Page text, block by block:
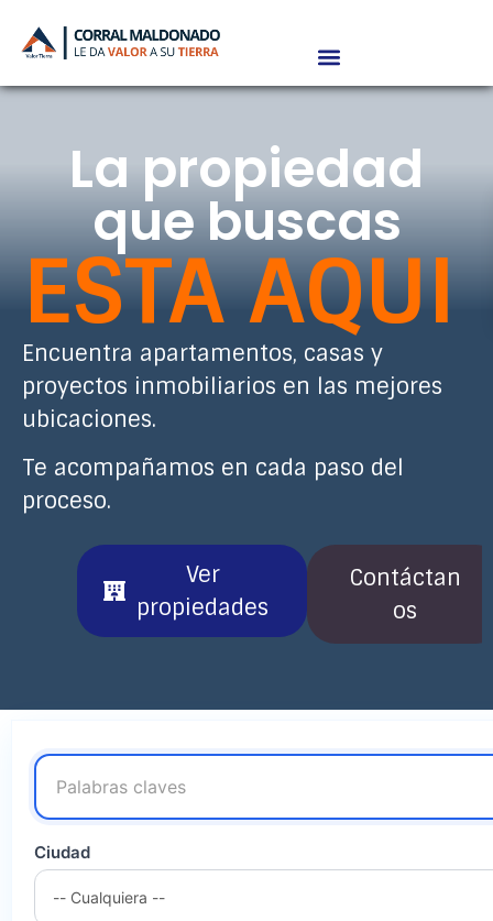
La propiedad
que buscas
ESTA AQUI
Encuentra apartamentos, casas y
proyectos inmobiliarios en las mejores
ubicaciones.
Te acompañamos en cada paso del
proceso.
Ver
propiedades
Contáctan
os
Ciudad